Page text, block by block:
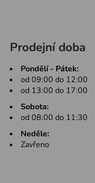
Prodejní doba
Pondělí - Pátek:
od 09:00 do 12:00
od 13:00 do 17:00
Sobota:
od 08:00 do 11:30
Neděle:
Zavřeno